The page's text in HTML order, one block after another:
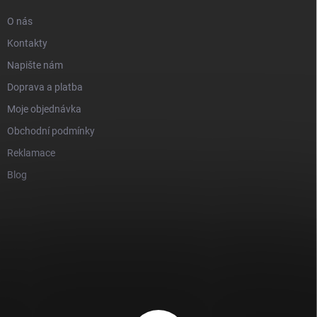
O nás
Kontakty
Napište nám
Doprava a platba
Moje objednávka
Obchodní podmínky
Reklamace
Blog